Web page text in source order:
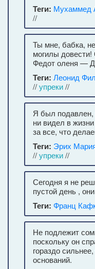
Теги: Мухаммед
//
Ты мне, бабка,
могилы
Федот оленя —
Теги: Леонид
//упреки//
Я был подавлен,
ни видел в
за все, что
Теги: Эрих
//упреки//
Сегодня я не
пустой день ,
Теги: Франц
Не подлежит
поскольку он
гораздо
оснований.